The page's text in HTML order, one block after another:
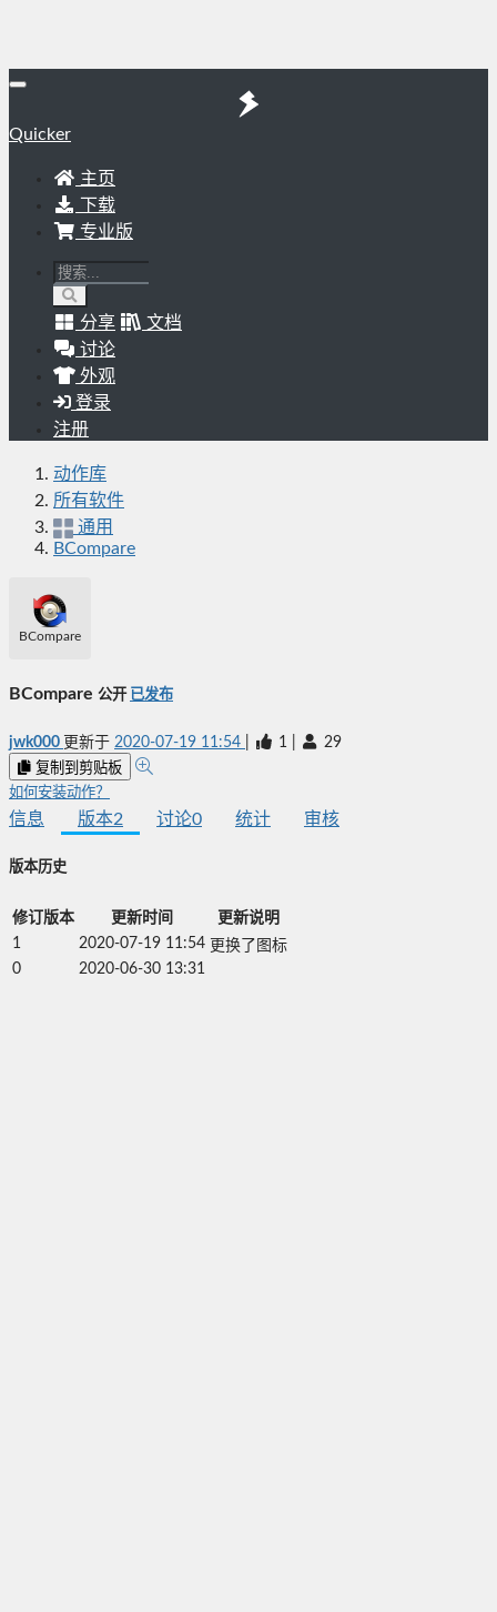
Quicker
主页
下载
专业版
分享
文档
讨论
外观
登录
注册
动作库
所有软件
通用
BCompare
BCompare
BCompare 公开 已发布
jwk000 更新于 2020-07-19 11:54 1 29
复制到剪贴板
如何安装动作？
信息 版本2 讨论0 统计 审核
版本历史
修订版本 更新时间
更新说明
1
2020-07-19 11:54 更换了图标
0
2020-06-30 13:31